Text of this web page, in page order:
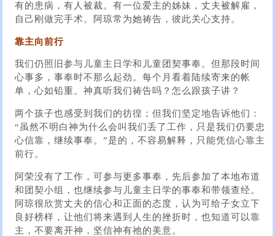
有的患病，有人被裁。有一位爱主的姊妹，丈夫被解雇，
自己刚做完手术。阿琼常为她祷告，彼此关心支持。
靠主向前行
我们仍照旧参与儿童主日学和儿童团契事奉。但那段时间
心事多，事奉时不那么起劲。每个月看着陆续寄来的帐
单，心如铅重。神真听我们祷告吗？怎么跟孩子讲？
两个孩子也感受到我们的彷徨；但我们坚定地告诉他们：
“虽然不明白神为什么会叫我们丢了工作，只是我们仍要忠
心信靠，继续事奉。”是的，不容易解释，只能凭信心靠主
前行。
阿荣没有了工作，可参与更多事奉，先后参加了本地布道
和团契小组，也继续参与儿童主日学的事奉和带领查经。
阿琼很欣赏丈夫的信心和正面的态度，认为可给子女立下
良好榜样，让他们将来遇到人生的挫折时，也知道可以靠
主，不要离开神，坚信神有祂的美意。